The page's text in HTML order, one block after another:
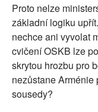
Proto nelze
základní logiku
nechce ani vyvolat
cvičení OSKB lze
skrytou hrozbu pro
nezůstane
sousedy?